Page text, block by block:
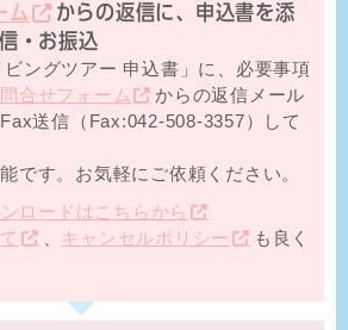
ム
からの返信に、申込書を添
・お振込
ビングツアー 申込書」に、必要事項
合せフォーム
からの返信メール
送信（Fax:042-508-3357）して
です。お気軽にご依頼ください。
ロードはこちらから
、 キャンセルポリシー
も良く